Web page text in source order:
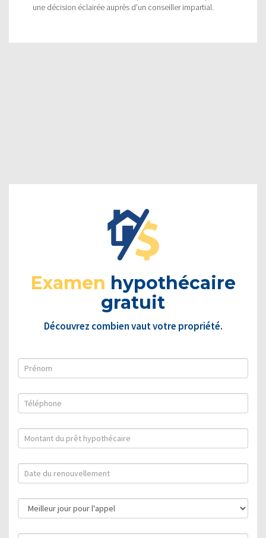
une décision éclairée auprès d'un conseiller impartial.
Examen hypothécaire
gratuit
Découvrez combien vaut votre propriété.